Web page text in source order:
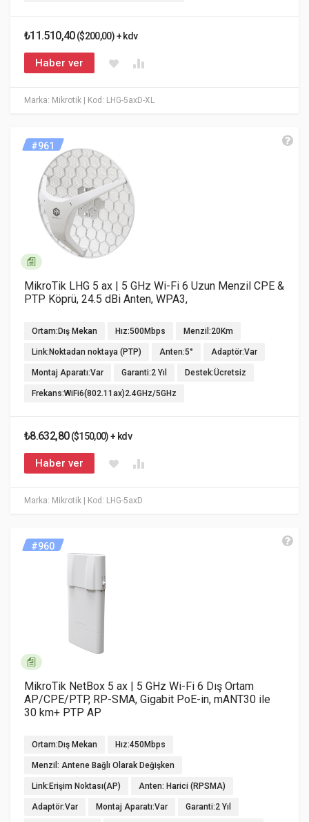
Marka: Mikrotik | Kod: LHG-5axD-XL
₺11.510,40($200,00) + kdv
Haber ver
Marka: Mikrotik | Kod: LHG-5axD
#961
MikroTik LHG 5 ax | 5 GHz Wi-Fi 6 Uzun Menzil CPE &
PTP Köprü, 24.5 dBi Anten, WPA3,
Ortam:Dış Mekan Hız:500Mbps Menzil:20Km
Link:Noktadan noktaya (PTP) Anten:5° Adaptör:Var
Montaj Aparatı:Var Garanti:2 Yıl Destek:Ücretsiz
Frekans:WiFi6(802.11ax)2.4GHz/5GHz
₺8.632,80($150,00) + kdv
Haber ver
#960
MikroTik NetBox 5 ax | 5 GHz Wi-Fi 6 Dış Ortam
AP/CPE/PTP, RP-SMA, Gigabit PoE-in, mANT30 ile
30 km+ PTP AP
Ortam:Dış Mekan Hız:450Mbps
Menzil: Antene Bağlı Olarak Değişken
Link:Erişim Noktası(AP) Anten: Harici (RPSMA)
Adaptör:Var Montaj Aparatı:Var Garanti:2 Yıl